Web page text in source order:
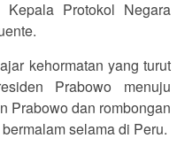
Kepala Protokol Negara
kehormatan yang turut
Prabowo menuju
Prabowo dan rombongan
selama di Peru.